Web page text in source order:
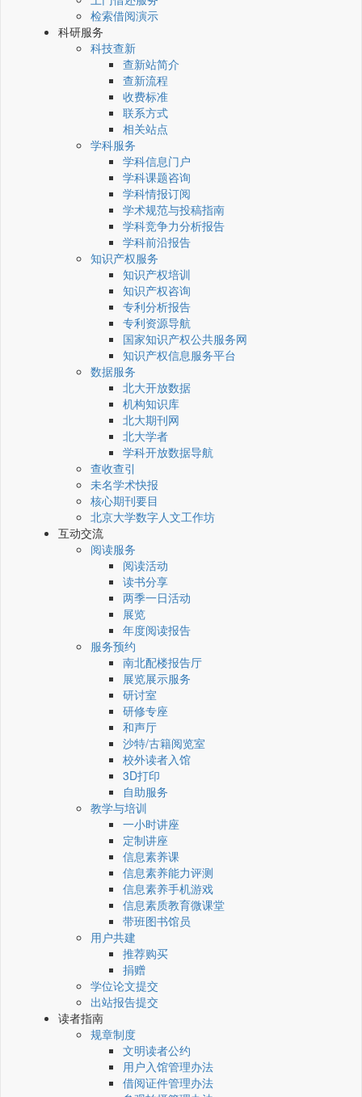
检索借阅演示
科研服务
科技查新
查新站简介
查新流程
收费标准
联系方式
相关站点
学科服务
学科信息门户
学科课题咨询
学科情报订阅
学术规范与投稿指南
学科竞争力分析报告
学科前沿报告
知识产权服务
知识产权培训
知识产权咨询
专利分析报告
专利资源导航
国家知识产权公共服务网
知识产权信息服务平台
数据服务
北大开放数据
机构知识库
北大期刊网
北大学者
学科开放数据导航
查收查引
未名学术快报
核心期刊要目
北京大学数字人文工作坊
互动交流
阅读服务
阅读活动
读书分享
两季一日活动
展览
年度阅读报告
服务预约
南北配楼报告厅
展览展示服务
研讨室
研修专座
和声厅
沙特/古籍阅览室
校外读者入馆
3D打印
自助服务
教学与培训
一小时讲座
定制讲座
信息素养课
信息素养能力评测
信息素养手机游戏
信息素质教育微课堂
带班图书馆员
用户共建
推荐购买
捐赠
学位论文提交
出站报告提交
读者指南
规章制度
文明读者公约
用户入馆管理办法
借阅证件管理办法